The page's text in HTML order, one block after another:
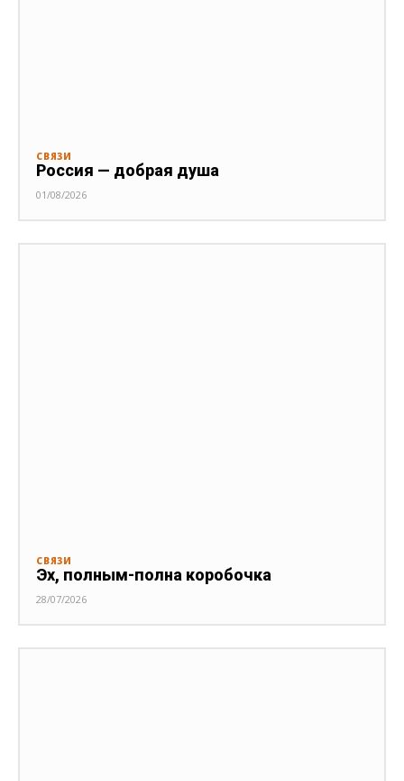
СВЯЗИ
Россия — добрая душа
01/08/2026
СВЯЗИ
Эх, полным-полна коробочка
28/07/2026